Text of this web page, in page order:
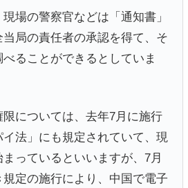
場の警察官などは「通知書」
局の責任者の承認を得て、そ
ることができるとしていま
については、去年7月に施行
法」にも規定されていて、現
っているといいますが、7月
定の施行により、中国で電子